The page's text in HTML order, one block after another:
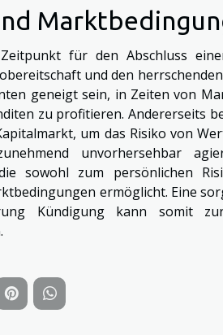
für den Abschluss
und den
geneigt sein, in Zeiten von
zu profitieren. Andererseits
um das Risiko von
unvorhersehbar
sowohl zum persönlichen
ermöglicht. Eine
Kündigung kann somit